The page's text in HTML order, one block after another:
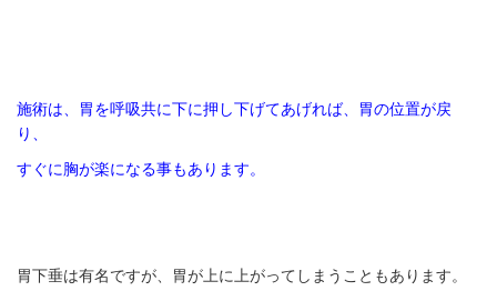
施術は、胃を呼吸共に下に押し下げてあげれば、胃の位置が戻
り、
すぐに胸が楽になる事もあります。
胃下垂は有名ですが、胃が上に上がってしまうこともあります。